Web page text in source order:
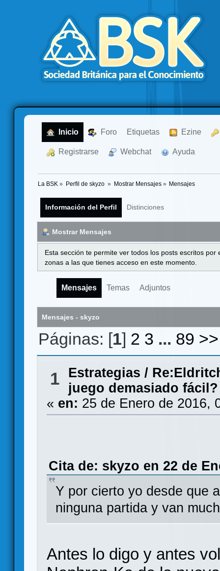
Inicio Foro Etiquetas Ezine
Registrarse Webchat Ayuda
La BSK » Perfil de skyzo » Mostrar Mensajes» Mensajes
Información del Perfil Distinciones
Mostrar Mensajes
Esta sección te permite ver todos los posts escritos
zonas a las que tienes acceso en este momento.
Mensajes Temas Adjuntos
Mensajes - skyzo
Páginas: [1] 2 3 ... 89 >>
1 Estrategias /
juego demasiado fácil?
« en: 25 de Enero de 2016,
Cita de: skyzo en 22 de
Y por cierto yo desde que
ninguna partida y van
Antes lo digo y antes